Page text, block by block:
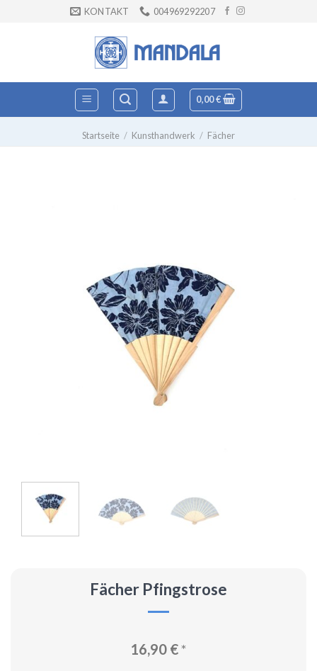
KONTAKT 004969292207
0,00€
Startseite / Kunsthandwerk / Fächer
Fächer Pfingstrose
16,90 €*